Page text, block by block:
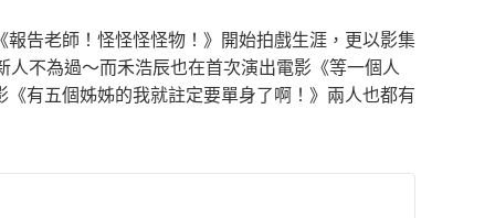
告老師！怪怪怪怪物！》開始拍戲生涯，更以影集
不為過～而禾浩辰也在首次演出電影《等一個人
有五個姊姊的我就註定要單身了啊！》兩人也都有